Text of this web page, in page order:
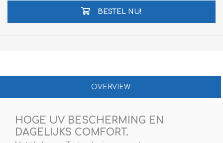
BESTEL NU!
OVERVIEW
HOGE UV BESCHERMING EN
DAGELIJKS COMFORT.